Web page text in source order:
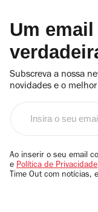
Um
Subscreva a nossa
novidades e o
email
Ao inserir o seu email
e Política de Privacidade
Time Out com notícias,